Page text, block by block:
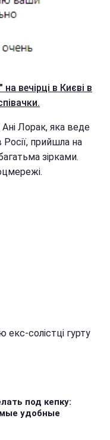
вечірці в Києві в
Ані Лорак, яка веде
Росії, прийшла на
зірками.
солістці гурту
под кепку:
удобные